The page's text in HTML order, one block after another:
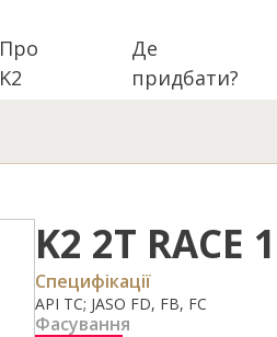
Про
K2
Де
придбати?
K2 2T RACE
Специфікації
API TC; JASO FD, FB, FC
Фасування